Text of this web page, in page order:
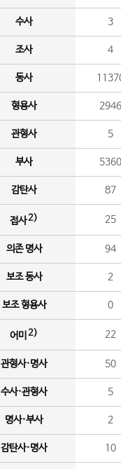
수사 3
조사 4
동사
형용사 2946
관형사 5
부사 5360
감탄사 87
접사2) 25
의존 명사 94
보조 동사 2
보조 형용사 0
어미 2) 22
관형사·명사 50
수사·관형사 5
명사·부사 2
감탄사·명사 10